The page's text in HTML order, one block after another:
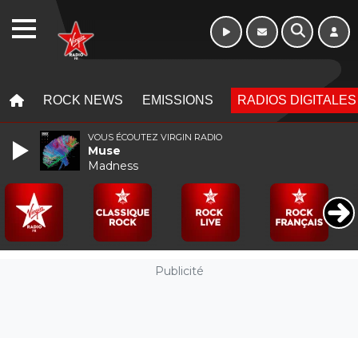
ROCK NEWS EMISSIONS RADIOS DIGITALES
Publicité
VOUS ÉCOUTEZ VIRGIN RADIO
Muse
Madness
WEBRADIO